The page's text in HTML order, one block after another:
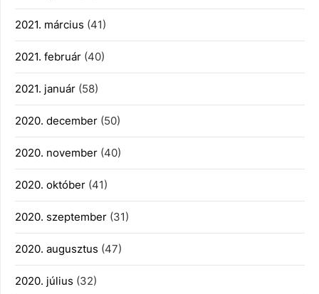
2021. március (41)
2021. február (40)
2021. január (58)
2020. december (50)
2020. november (40)
2020. október (41)
2020. szeptember (31)
2020. augusztus (47)
2020. július (32)